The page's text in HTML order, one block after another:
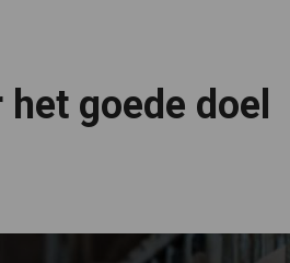
goede doel